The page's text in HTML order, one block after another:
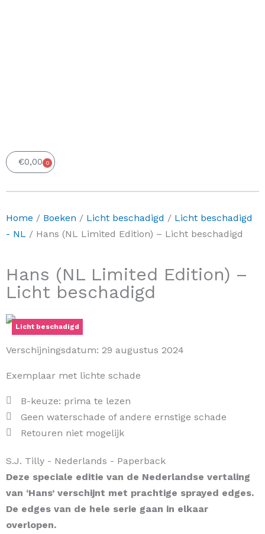
€0,00 0
Winkelwagen
Home / Boeken / Licht beschadigd / Licht beschadigd
- NL / Hans (NL Limited Edition) – Licht beschadigd
Hans (NL Limited Edition) –
Licht beschadigd
Licht beschadigd
Verschijningsdatum: 29 augustus 2024
Exemplaar met lichte schade
B-keuze: prima te lezen
Geen waterschade of andere ernstige schade
Retouren niet mogelijk
S.J. Tilly - Nederlands - Paperback
Deze speciale editie van de Nederlandse vertaling
van ‘Hans’ verschijnt met prachtige sprayed edges.
De edges van de hele serie gaan in elkaar
overlopen.